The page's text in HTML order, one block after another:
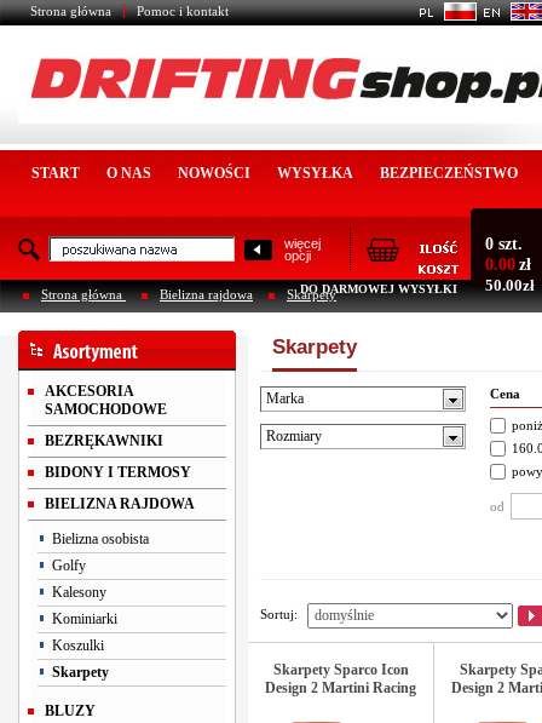
Strona główna Pomoc i kontakt
START O NAS NOWOŚCI WYSYŁKA BEZPIECZEŃSTWO
więcej
opcji
0 szt.
0.00 zł
DO DARMOWEJ WYSYŁKI 50.00zł
Strona główna Bielizna rajdowa Skarpety
AKCESORIA
SAMOCHODOWE
BEZRĘKAWNIKI
BIDONY I TERMOSY
BIELIZNA RAJDOWA
Bielizna osobista
Golfy
Kalesony
Kominiarki
Koszulki
Skarpety
BLUZY
Skarpety
Marka
Rozmiary
Cena
od
Sortuj:
Skarpety Sparco Icon
Design 2 Martini Racing
Skarpety
Design 2